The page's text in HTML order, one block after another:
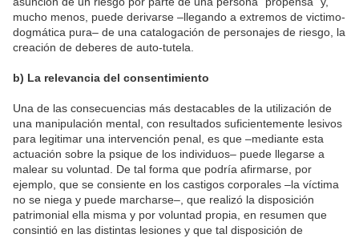
mucho menos, puede derivarse –llegando a extremos de victimo-
dogmática pura– de una catalogación de personajes de riesgo, la
creación de deberes de auto-tutela.
b) La relevancia del consentimiento
Una de las consecuencias más destacables de la utilización de
una manipulación mental, con resultados suficientemente lesivos
para legitimar una intervención penal, es que –mediante esta
actuación sobre la psique de los individuos– puede llegarse a
malear su voluntad. De tal forma que podría afirmarse, por
ejemplo, que se consiente en los castigos corporales –la víctima
no se niega y puede marcharse–, que realizó la disposición
patrimonial ella misma y por voluntad propia, en resumen que
consintió en las distintas lesiones y que tal disposición de